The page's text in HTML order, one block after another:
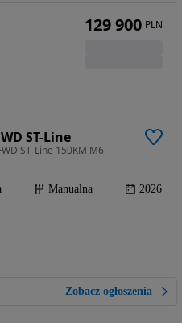
ST-Line
ST-Line 150KM M6
Manualna 2026
Zobacz ogłoszenia
129 900 PLN